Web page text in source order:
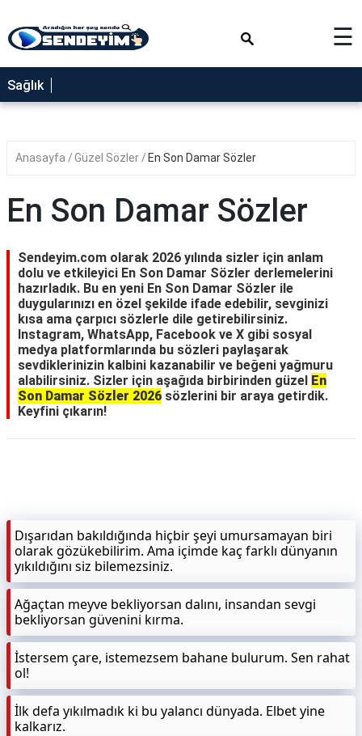
SAĞLIK
NEDİR
YEMEK
RÜYA
GEZİLECEK
YERLER
BLOG
☰
Sağlık
Anasayfa Güzel Sözler En Son Damar Sözler
En Son Damar Sözler
Sendeyim.com olarak 2026 yılında sizler için anlam
dolu ve etkileyici En Son Damar Sözler derlemelerini
hazırladık. Bu en yeni En Son Damar Sözler ile
duygularınızı en özel şekilde ifade edebilir, sevginizi
kısa ama çarpıcı sözlerle dile getirebilirsiniz.
Instagram, WhatsApp, Facebook ve X gibi sosyal
medya platformlarında bu sözleri paylaşarak
sevdiklerinizin kalbini kazanabilir ve beğeni yağmuru
alabilirsiniz. Sizler için aşağıda birbirinden güzel En
Son Damar Sözler 2026 sözlerini bir araya getirdik.
Keyfini çıkarın!
Dışarıdan bakıldığında hiçbir şeyi umursamayan biri
olarak gözükebilirim. Ama içimde kaç farklı dünyanın
yıkıldığını siz bilemezsiniz.
Ağaçtan meyve bekliyorsan dalını, insandan sevgi
bekliyorsan güvenini kırma.
İstersem çare, istemezsem bahane bulurum. Sen rahat
ol!
İlk defa yıkılmadık ki bu yalancı dünyada. Elbet yine
kalkarız.